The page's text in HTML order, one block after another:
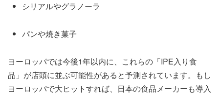
シリアルやグラノーラ
パンや焼き菓子
ヨーロッパでは今後1年以内に、これらの「IPE入り食
品」が店頭に並ぶ可能性があると予測されています。もし
ヨーロッパで大ヒットすれば、日本の食品メーカーも導入